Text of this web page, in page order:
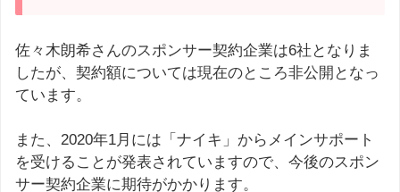
佐々木朗希さんのスポンサー契約企業は6社となりま
したが、契約額については現在のところ非公開となっ
ています。
また、2020年1月には「ナイキ」からメインサポート
を受けることが発表されていますので、今後のスポン
サー契約企業に期待がかかります。